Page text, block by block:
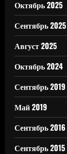
Октябрь 2025
Сентябрь 2025
Август 2025
Октябрь 2024
Сентябрь 2019
Май 2019
Сентябрь 2016
Сентябрь 2015